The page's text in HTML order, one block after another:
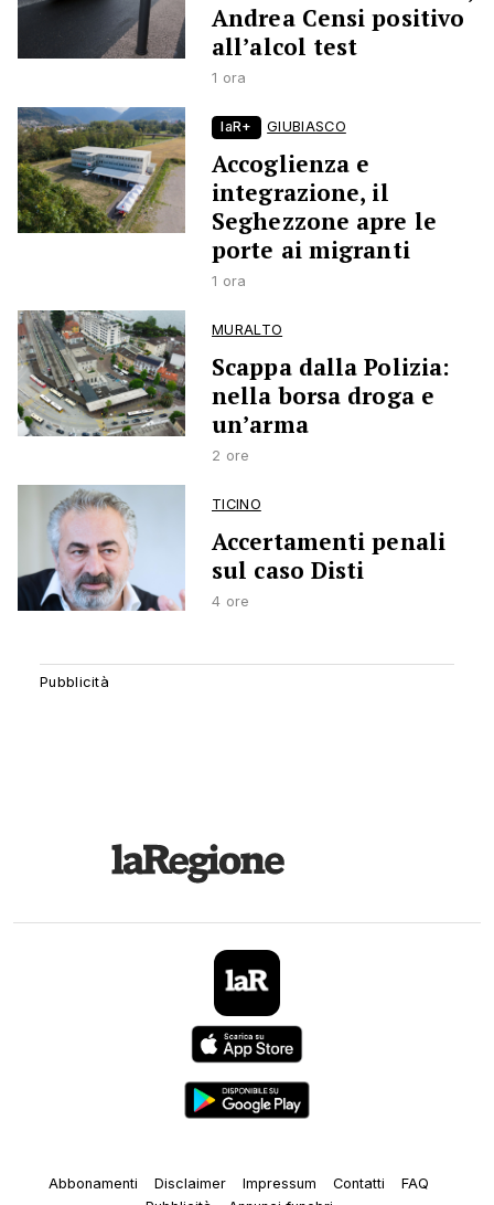
Andrea Censi positivo
all’alcol test
1 ora
laR+ GIUBIASCO
Accoglienza e
integrazione, il
Seghezzone apre le
porte ai migranti
1 ora
MURALTO
Scappa dalla Polizia:
nella borsa droga e
un’arma
2 ore
TICINO
Accertamenti penali
sul caso Disti
4 ore
Abbonamenti Disclaimer Impressum Contatti
FAQ